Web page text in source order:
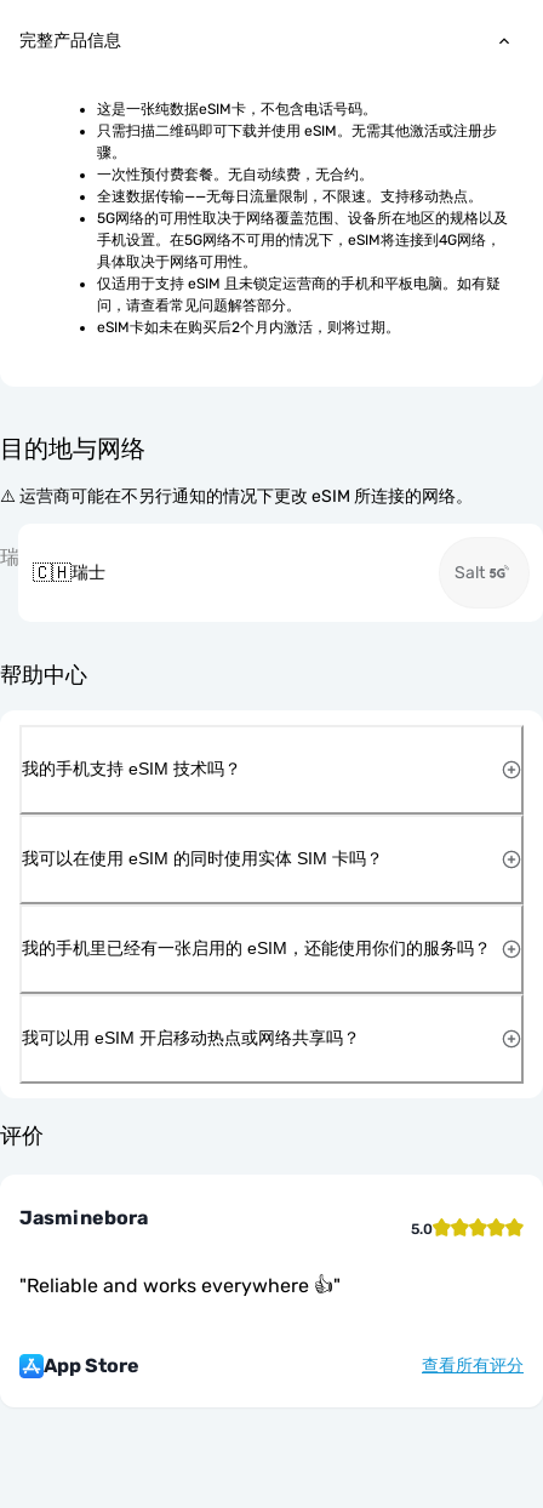
完整产品信息
这是一张纯数据eSIM卡，不包含电话号码。
只需扫描二维码即可下载并使用 eSIM。无需其他激活或注册步
骤。
一次性预付费套餐。无自动续费，无合约。
全速数据传输——无每日流量限制，不限速。支持移动热点。
5G网络的可用性取决于网络覆盖范围、设备所在地区的规格以及
手机设置。在5G网络不可用的情况下，eSIM将连接到4G网络，
具体取决于网络可用性。
仅适用于支持 eSIM 且未锁定运营商的手机和平板电脑。如有疑
问，请查看常见问题解答部分。
eSIM卡如未在购买后2个月内激活，则将过期。
目的地与网络
⚠️ 运营商可能在不另行通知的情况下更改 eSIM 所连接的网络。
瑞
🇨🇭瑞士 Salt
帮助中心
我的手机支持 eSIM 技术吗？
我可以在使用 eSIM 的同时使用实体 SIM 卡吗？
我的手机里已经有一张启用的 eSIM，还能使用你们的服务吗？
我可以用 eSIM 开启移动热点或网络共享吗？
评价
Jasminebora 5.0
"Reliable and works everywhere 👍"
App Store 查看所有评分